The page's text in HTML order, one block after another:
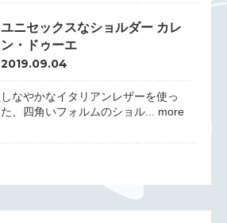
ユニセックスなショルダー カレ
ン・ドゥーエ
2019.09.04
しなやかなイタリアンレザーを使っ
た、四角いフォルムのショル... more